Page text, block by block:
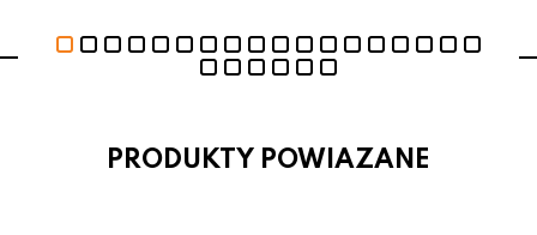
PRODUKTY POWIAZANE